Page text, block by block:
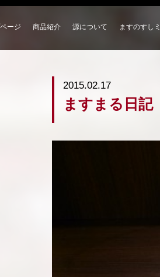
ージ 商品紹介 源について ますのすし
2015.02.17
ますまる日記